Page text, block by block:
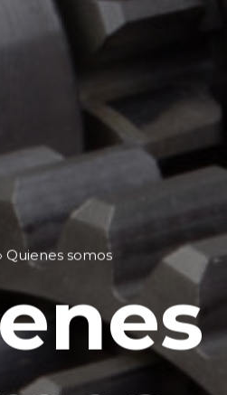
Quienes somos